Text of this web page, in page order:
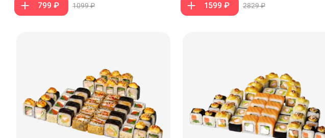
799 ₽ 1099 ₽ 1599 ₽ 2829 ₽